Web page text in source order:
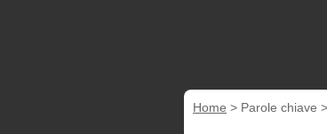
Home > Parole chiave